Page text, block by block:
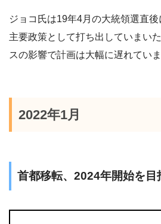
ジョコ氏は19年4月の大統領選直
主要政策として打ち出していまい
スの影響で計画は大幅に遅れていま
2022年1月
首都移転、2024年開始を目